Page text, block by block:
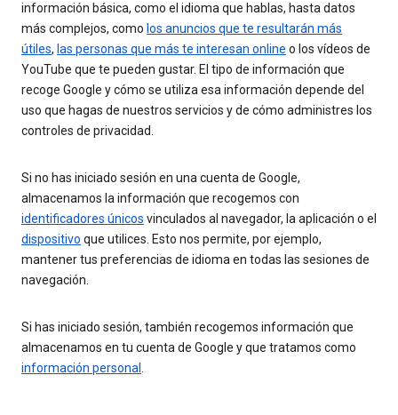
información básica, como el idioma que hablas, hasta datos
más complejos, como los anuncios que te resultarán más
útiles, las personas que más te interesan online o los vídeos de
YouTube que te pueden gustar. El tipo de información que
recoge Google y cómo se utiliza esa información depende del
uso que hagas de nuestros servicios y de cómo administres los
controles de privacidad.
Si no has iniciado sesión en una cuenta de Google,
almacenamos la información que recogemos con
identificadores únicos vinculados al navegador, la aplicación o el
dispositivo que utilices. Esto nos permite, por ejemplo,
mantener tus preferencias de idioma en todas las sesiones de
navegación.
Si has iniciado sesión, también recogemos información que
almacenamos en tu cuenta de Google y que tratamos como
información personal.